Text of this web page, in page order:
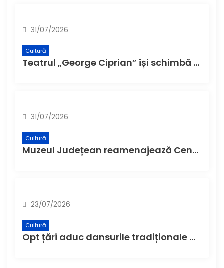
31/07/2026
Cultură
Teatrul „George Ciprian” își schimbă denumirea și structura de la 1 august
31/07/2026
Cultură
Muzeul Județean reamenajează Centrul de Informare Turistică și Museum Shop-ul
23/07/2026
Cultură
Opt țări aduc dansurile tradiționale ale lumii la Buzău, la cea de-a XI-a ediție a Festivalului Internațional de Folclor „Plaiurile Mioriței”